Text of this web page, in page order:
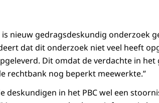
nieuw gedragsdeskundig onderzoek
dat dit onderzoek niet veel heeft
Dit omdat de verdachte in
rechtbank nog beperkt meewerkte.”
deskundigen in het PBC wel een